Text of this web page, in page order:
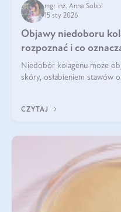
mgr inż. Anna Sobol
15 sty 2026
Objawy niedoboru
rozpoznać i co
Niedobór kolagenu może
skóry, osłabieniem stawów
osłabienie włosów.
CZYTAJ